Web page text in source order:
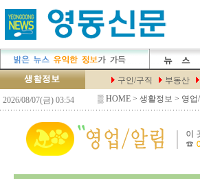
▒ HOME > 생활정보 > 영업